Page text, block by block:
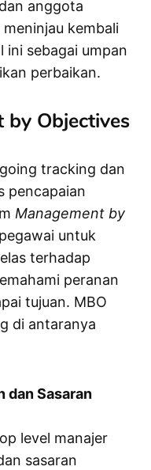
anggota
kembali
ini sebagai umpan
perbaikan.
by Objectives
tracking dan
pencapaian
Management by
untuk
terhadap
peranan
tujuan. MBO
di antaranya
dan Sasaran
level manajer
sasaran